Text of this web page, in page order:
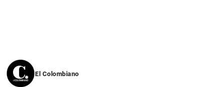
El Colombiano